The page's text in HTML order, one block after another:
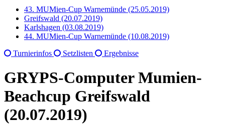
43. MUMien-Cup Warnemünde (25.05.2019)
Greifswald (20.07.2019)
Karlshagen (03.08.2019)
44. MUMien-Cup Warnemünde (10.08.2019)
Turnierinfos
Setzlisten Ergebnisse
GRYPS-Computer Mumien-
Beachcup Greifswald
(20.07.2019)